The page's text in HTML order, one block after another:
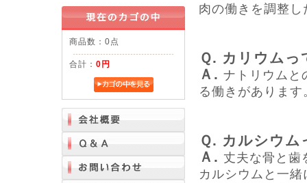
肉の働きを調整
Ｑ. カリウムっ
Ａ. ナトリウムと
る働きがあります
Ｑ. カルシウ
Ａ. 丈夫な骨と歯
カルシウムと一
商品数：0点
合計： 0円